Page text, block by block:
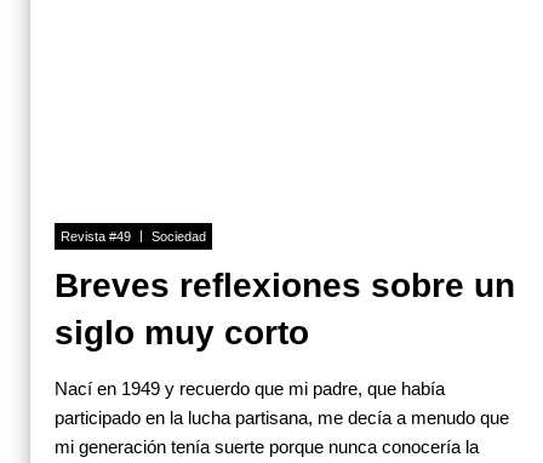
Revista #49 Sociedad
Breves reflexiones sobre un
siglo muy corto
Nací en 1949 y recuerdo que mi padre, que había
participado en la lucha partisana, me decía a menudo que
mi generación tenía suerte porque nunca conocería la